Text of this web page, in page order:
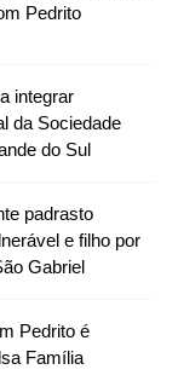
Pedrito
integrar
da Sociedade
do Sul
padrasto
e filho por
Gabriel
Pedrito é
Família